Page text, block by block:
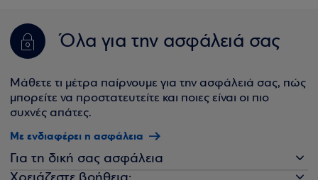
Όλα για την ασφάλειά σας
Μάθετε τι μέτρα παίρνουμε για την ασφάλειά σας, πώς
μπορείτε να προστατευτείτε και ποιες είναι οι πιο
συχνές απάτες.
Με ενδιαφέρει η ασφάλεια
Για τη δική σας ασφάλεια